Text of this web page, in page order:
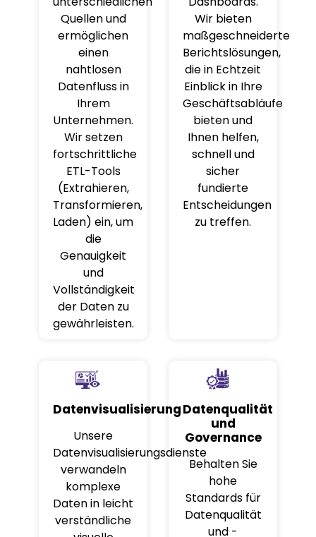
Quellen und
ermöglichen
einen
nahtlosen
Datenfluss in
Ihrem
Unternehmen.
Wir setzen
fortschrittliche
ETL-Tools
(Extrahieren,
Transformieren,
Laden) ein, um
die
Genauigkeit
und
Vollständigkeit
der Daten zu
gewährleisten.
Wir bieten
maßgeschneiderte
Berichtslösungen,
die in Echtzeit
Einblick in Ihre
Geschäftsabläufe
bieten und
Ihnen helfen,
schnell und
sicher
fundierte
Entscheidungen
zu treffen.
Datenvisualisierung
Unsere
Datenvisualisierungsdienste
verwandeln
komplexe
Daten in leicht
verständliche
Datenqualität
und
Governance
Behalten Sie
hohe
Standards für
Datenqualität
und -